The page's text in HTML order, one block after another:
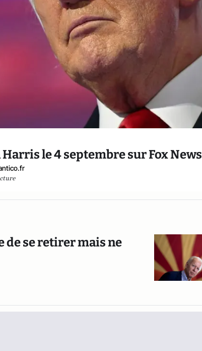
le 4 septembre sur Fox News
de se retirer mais ne